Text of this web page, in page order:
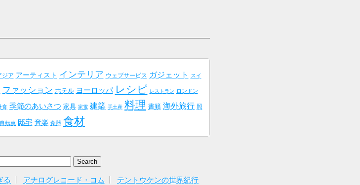
ジア アーティスト インテリア ウェブサービス ガジェット スイ
ファッション ホテル ヨーロッパ レシピ レストラン ロンドン
食 季節のあいさつ 家具 家電 建築 手土産 料理 書籍 海外旅行 照
自転車 邸宅 音楽 食器 食材
る アナログレコード・コム テントウケンの世界紀行